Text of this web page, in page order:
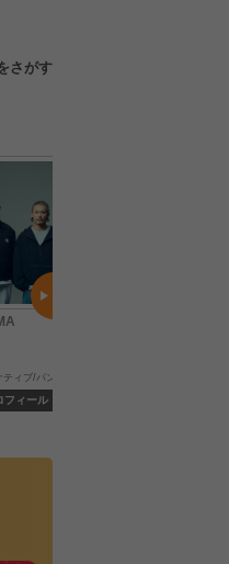
さがす
フィール
ティブ/パンク